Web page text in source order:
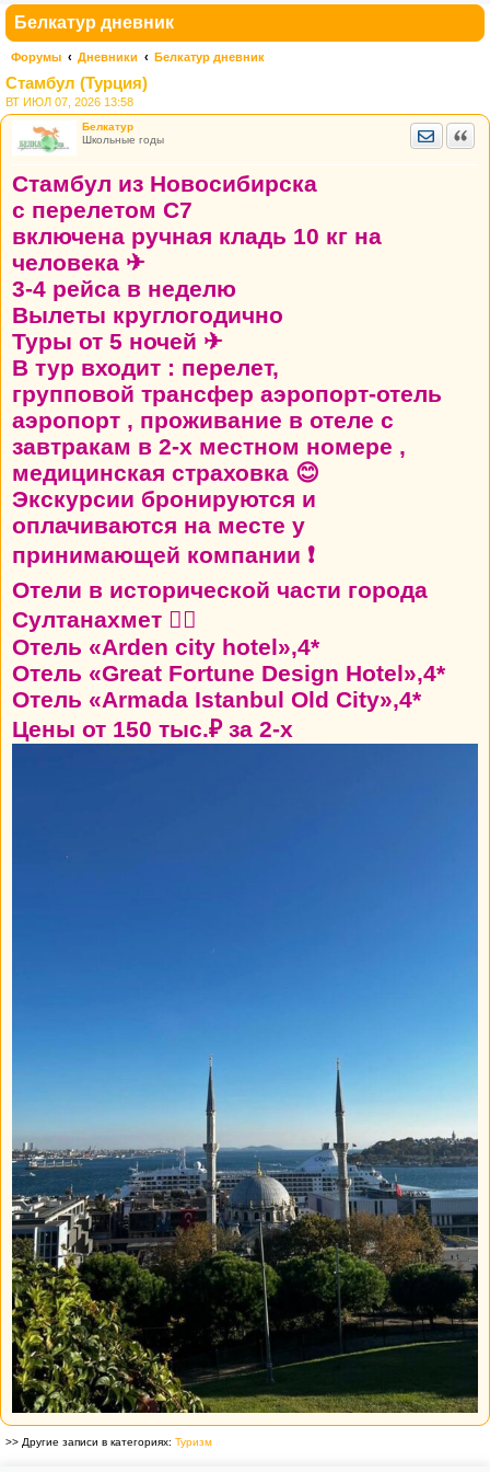
Белкатур дневник
Форумы Дневники Белкатур дневник
Стамбул (Турция)
ВТ ИЮЛ 07, 2026 13:58
Белкатур
Школьные годы
Стамбул из Новосибирска
с перелетом С7
включена ручная кладь 10 кг на
человека ✈
3-4 рейса в неделю
Вылеты круглогодично
Туры от 5 ночей ✈
В тур входит : перелет,
групповой трансфер аэропорт-отель
аэропорт , проживание в отеле с
завтракам в 2-х местном номере ,
медицинская страховка 😊
Экскурсии бронируются и
оплачиваются на месте у
принимающей компании ❗
Отели в исторической части города
Султанахмет 👍🏼
Отель «Arden city hotel»,4*
Отель «Great Fortune Design Hotel»,4*
Отель «Armada Istanbul Old City»,4*
Цены от 150 тыс.₽ за 2-х
>> Другие записи в категориях: Туризм